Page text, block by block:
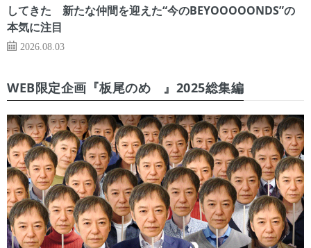
してきた 新たな仲間を迎えた“今のBEYOOOOONDS”の
本気に注目
2026.08.03
WEB限定企画『板尾のめ゙』2025総集編